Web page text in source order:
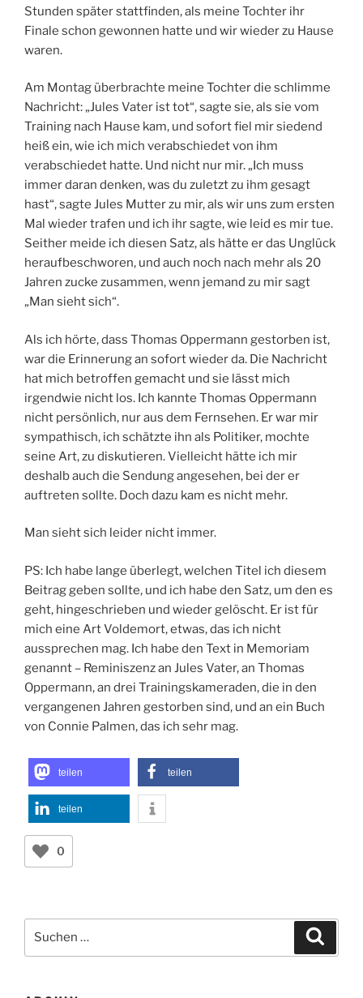
Stunden später stattfinden, als meine Tochter ihr
Finale schon gewonnen hatte und wir wieder zu Hause
waren.
Am Montag überbrachte meine Tochter die schlimme
Nachricht: „Jules Vater ist tot“, sagte sie, als sie vom
Training nach Hause kam, und sofort fiel mir siedend
heiß ein, wie ich mich verabschiedet von ihm
verabschiedet hatte. Und nicht nur mir. „Ich muss
immer daran denken, was du zuletzt zu ihm gesagt
hast“, sagte Jules Mutter zu mir, als wir uns zum ersten
Mal wieder trafen und ich ihr sagte, wie leid es mir tue.
Seither meide ich diesen Satz, als hätte er das Unglück
heraufbeschworen, und auch noch nach mehr als 20
Jahren zucke zusammen, wenn jemand zu mir sagt
„Man sieht sich“.
Als ich hörte, dass Thomas Oppermann gestorben ist,
war die Erinnerung an sofort wieder da. Die Nachricht
hat mich betroffen gemacht und sie lässt mich
irgendwie nicht los. Ich kannte Thomas Oppermann
nicht persönlich, nur aus dem Fernsehen. Er war mir
sympathisch, ich schätzte ihn als Politiker, mochte
seine Art, zu diskutieren. Vielleicht hätte ich mir
deshalb auch die Sendung angesehen, bei der er
auftreten sollte. Doch dazu kam es nicht mehr.
Man sieht sich leider nicht immer.
PS: Ich habe lange überlegt, welchen Titel ich diesem
Beitrag geben sollte, und ich habe den Satz, um den es
geht, hingeschrieben und wieder gelöscht. Er ist für
mich eine Art Voldemort, etwas, das ich nicht
aussprechen mag. Ich habe den Text in Memoriam
genannt – Reminiszenz an Jules Vater, an Thomas
Oppermann, an drei Trainingskameraden, die in den
vergangenen Jahren gestorben sind, und an ein Buch
von Connie Palmen, das ich sehr mag.
teilen teilen
teilen
0
nach: